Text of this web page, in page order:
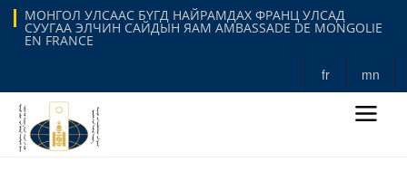
МОНГОЛ УЛСААС БҮГД НАЙРАМДАХ ФРАНЦ УЛСАД
СУУГАА ЭЛЧИН САЙДЫН ЯАМ AMBASSADE DE MONGOLIE
EN FRANCE
fr mn